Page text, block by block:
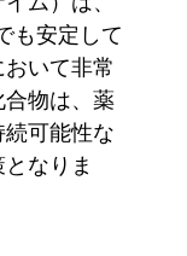
も安定して
いて非常
物は、薬
可能性な
なりま